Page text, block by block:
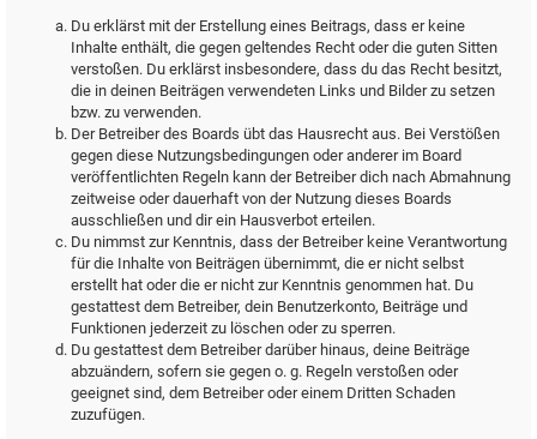
Du erklärst mit der Erstellung eines Beitrags, dass er keine
Inhalte enthält, die gegen geltendes Recht oder die guten Sitten
verstoßen. Du erklärst insbesondere, dass du das Recht besitzt,
die in deinen Beiträgen verwendeten Links und Bilder zu setzen
bzw. zu verwenden.
Der Betreiber des Boards übt das Hausrecht aus. Bei Verstößen
gegen diese Nutzungsbedingungen oder anderer im Board
veröffentlichten Regeln kann der Betreiber dich nach Abmahnung
zeitweise oder dauerhaft von der Nutzung dieses Boards
ausschließen und dir ein Hausverbot erteilen.
Du nimmst zur Kenntnis, dass der Betreiber keine Verantwortung
für die Inhalte von Beiträgen übernimmt, die er nicht selbst
erstellt hat oder die er nicht zur Kenntnis genommen hat. Du
gestattest dem Betreiber, dein Benutzerkonto, Beiträge und
Funktionen jederzeit zu löschen oder zu sperren.
Du gestattest dem Betreiber darüber hinaus, deine Beiträge
abzuändern, sofern sie gegen o. g. Regeln verstoßen oder
geeignet sind, dem Betreiber oder einem Dritten Schaden
zuzufügen.